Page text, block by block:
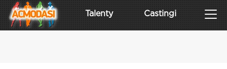
Talenty Castingi